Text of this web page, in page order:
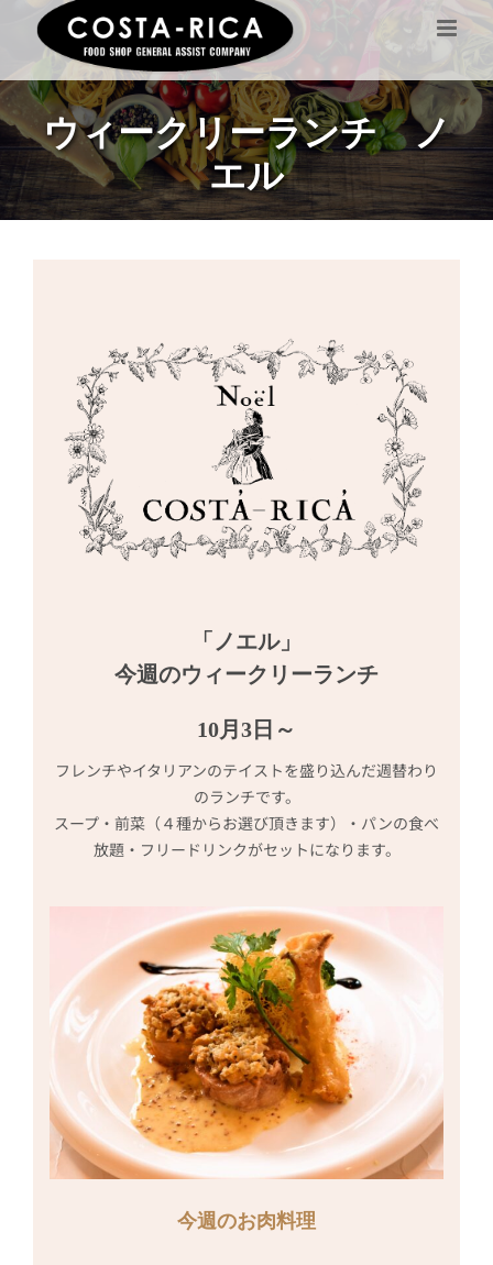
ウィークリーランチ ノ
エル
「ノエル」
今週のウィークリーランチ
10月3日～
フレンチやイタリアンのテイストを盛り込んだ週替わり
のランチです。
スープ・前菜（４種からお選び頂きます）・パンの食べ
放題・フリードリンクがセットになります。
今週のお肉料理